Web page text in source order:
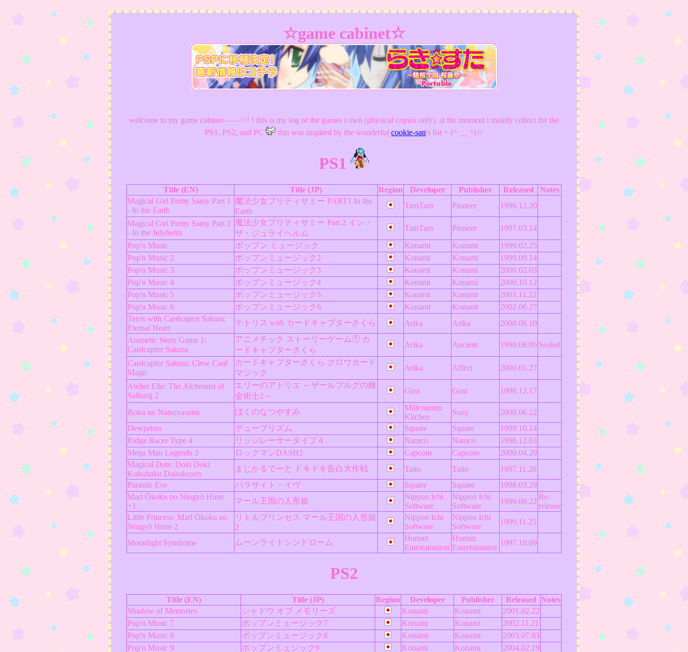
☆game cabinet☆
welcome to my game cabinet——☆! ! this is my log of the games i own (physical copies only). at the moment i mainly collect for the
PS1, PS2, and PC
this was inspired by the wonderful cookie-san's list ~ (^ __ ^)☆
PS1
Title (EN) Title (JP) Region Developer Publisher Released
Notes
Magical Girl Pretty Samy Part 1
- In the Earth
魔法少女プリティサミー PART1 In the
Earth
TamTam Pioneer 1996.12.20
Magical Girl Pretty Samy Part 2
- In the Julyhelm
魔法少女プリティサミー Part.2 イン・
ザ・ジュライヘルム
TamTam Pioneer
1997.03.14
Pop'n Music
ポップン ミュージック Konami Konami
1999.02.25
Pop'n Music 2
ポップンミュージック2 Konami Konami
1999.09.14
Pop'n Music 3
ポップンミュージック3 Konami Konami
2000.02.03
Pop'n Music 4
ポップンミュージック4 Konami Konami
2000.10.12
Pop'n Music 5
ポップンミュージック5 Konami Konami
2001.11.22
Pop'n Music 6
ポップンミュージック6 Konami Konami
2002.06.27
Tetris with Cardcaptor Sakura:
Eternal Heart
テトリス with カードキャプターさくら Arika Arika
2000.08.10
Animetic Story Game 1:
Cardcaptor Sakura
アニメチック ストーリーゲーム① カ
ードキャプターさくら
Arika Ancient 1999.08.05 Sealed
Cardcaptor Sakura: Clow Card
Magic
カードキャプターさくら クロウカード
マジック
Arika Affect 2000.01.27
Atelier Elie: The Alchemist of
Salburg 2
エリーのアトリエ ～ザールブルグの錬
金術士2～
Gust Gust 1998.12.17
Boku no Natsuyasumi ぼくのなつやすみ
Millennium
Kitchen
Sony
2000.06.22
Dewprism
デュープリズム Square Square
1999.10.14
Ridge Racer Type 4
リッジレーサータイプ４ Namco Namco
1998.12.03
Mega Man Legends 2
ロックマンDASH2 Capcom Capcom
2000.04.20
Magical Date: Doki Doki
Kokuhaku Daisakusen
まじかるでーと ドキドキ告白大作戦 Taito Taito
1997.11.20
Parasite Eve
パラサイト・イヴ Square Square
1998.03.29
Marl Ōkoku no Ningyō Hime
+1
マール王国の人形姫
Nippon Ichi
Software
Nippon Ichi
Software
1999.09.22
Re-
release
Little Princess: Marl Ōkoku no
Ningyō Hime 2
リトルプリンセス マール王国の人形姫
2
Nippon Ichi
Software
Nippon Ichi
Software
1999.11.25
Moonlight Syndrome ムーンライトシンドローム
Human
Entertainment
Human
Entertainment
1997.10.09
PS2
Title (EN) Title (JP) Region Developer Publisher Released Notes
Shadow of Memories
シャドウ オブ メモリーズ Konami Konami
2001.02.22
Pop'n Music 7
ポップンミュージック7 Konami Konami
2002.11.21
Pop'n Music 8
ポップンミュージック8 Konami Konami
2003.07.03
Pop'n Music 9
ポップンミュジック9 Konami Konami
2004.02.19